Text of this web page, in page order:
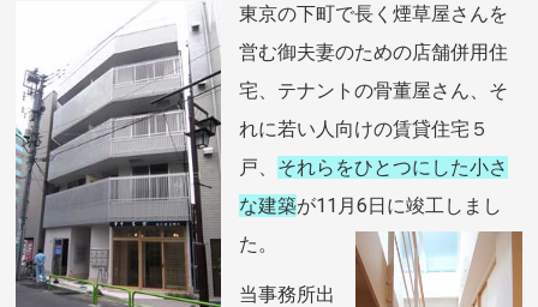
東京の下町で長く煙草屋さんを
営む御夫妻のための店舗併用住
宅、テナントの骨董屋さん、そ
れに若い人向けの賃貸住宅５
戸、 それらをひとつにした小さ
な建築が11月6日に竣工しまし
た。
当事務所出